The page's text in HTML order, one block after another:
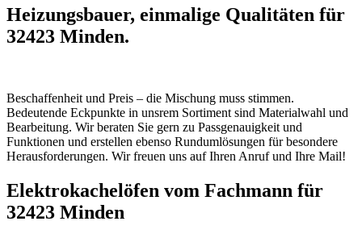
Heizungsbauer, einmalige Qualitäten für
32423 Minden.
Beschaffenheit und Preis – die Mischung muss stimmen.
Bedeutende Eckpunkte in unsrem Sortiment sind Materialwahl und
Bearbeitung. Wir beraten Sie gern zu Passgenauigkeit und
Funktionen und erstellen ebenso Rundumlösungen für besondere
Herausforderungen. Wir freuen uns auf Ihren Anruf und Ihre Mail!
Elektrokachelöfen vom Fachmann für
32423 Minden